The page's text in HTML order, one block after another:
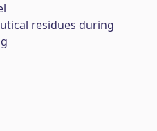
residues during